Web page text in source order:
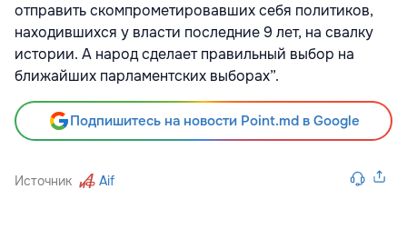
отправить скомпрометировавших себя политиков,
находившихся у власти последние 9 лет, на свалку
истории. А народ сделает правильный выбор на
ближайших парламентских выборах”.
Подпишитесь на новости Point.md в Google
Источник Aif